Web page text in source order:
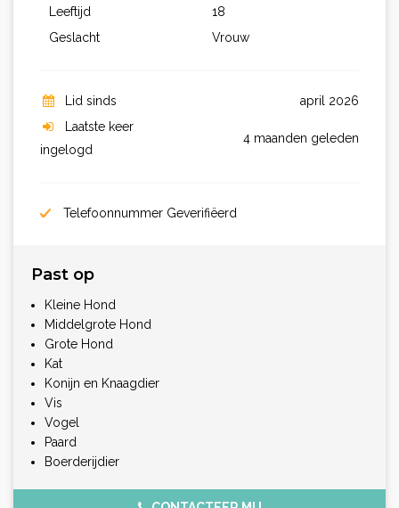
Leeftijd
18
Geslacht
Vrouw
Lid sinds
april 2026
Laatste keer
ingelogd
4 maanden geleden
Telefoonnummer Geverifiëerd
Past op
Kleine Hond
Middelgrote Hond
Grote Hond
Kat
Konijn en Knaagdier
Vis
Vogel
Paard
Boerderijdier